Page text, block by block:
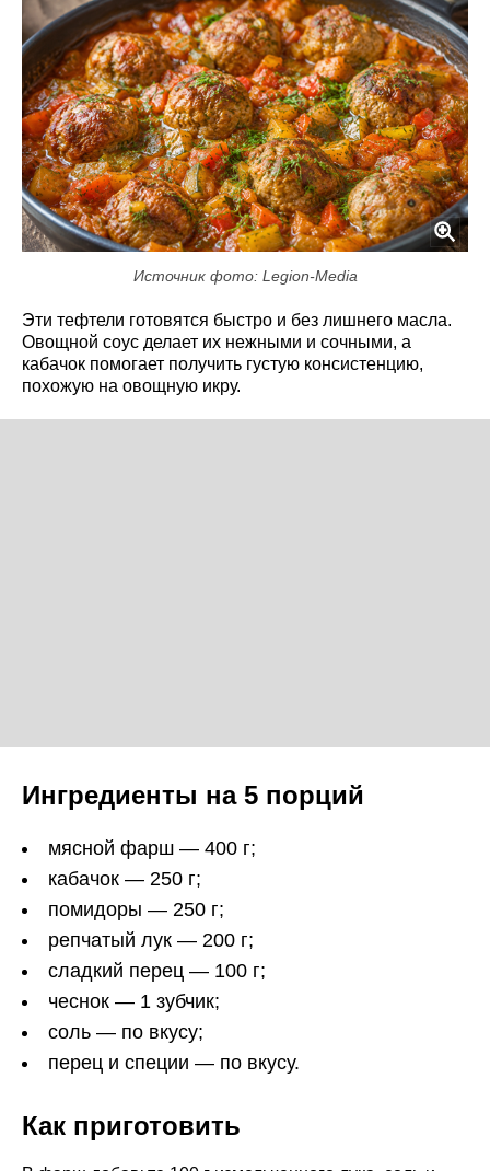
Источник фото: Legion-Media
Эти тефтели готовятся быстро и без лишнего масла.
Овощной соус делает их нежными и сочными, а
кабачок помогает получить густую консистенцию,
похожую на овощную икру.
Ингредиенты на 5 порций
мясной фарш — 400 г;
кабачок — 250 г;
помидоры — 250 г;
репчатый лук — 200 г;
сладкий перец — 100 г;
чеснок — 1 зубчик;
соль — по вкусу;
перец и специи — по вкусу.
Как приготовить